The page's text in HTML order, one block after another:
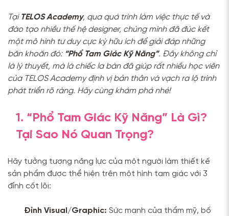
Tại TELOS Academy, qua quá trình làm việc thực tế và
đào tạo nhiều thế hệ designer, chúng mình đã đúc kết
một mô hình tư duy cực kỳ hữu ích để giải đáp những
băn khoăn đó: “Phổ Tam Giác Kỹ Năng”. Đây không chỉ
là lý thuyết, mà là chiếc la bàn đã giúp rất nhiều học viên
của TELOS Academy định vị bản thân và vạch ra lộ trình
phát triển rõ ràng. Hãy cùng khám phá nhé!
1. “Phổ Tam Giác Kỹ Năng” Là Gì?
Tại Sao Nó Quan Trọng?
Hãy tưởng tượng năng lực của một người làm thiết kế
sản phẩm được thể hiện trên một hình tam giác với 3
đỉnh cốt lõi:
Đỉnh Visual/Graphic: Sức mạnh của thẩm mỹ, bố